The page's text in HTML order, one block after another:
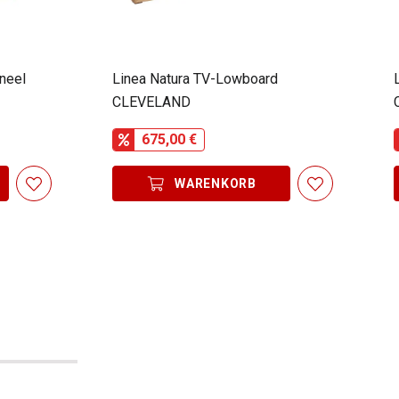
Linea Natura TV-Lowboard
CLEVELAND
675,00 €
WARENKORB